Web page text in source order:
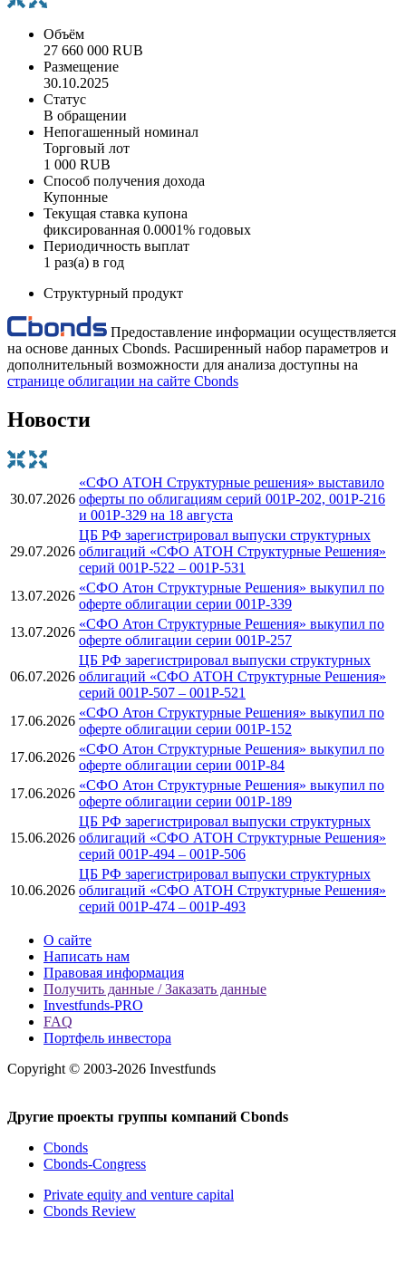
Объём
27 660 000 RUB
Размещение
30.10.2025
Статус
В обращении
Непогашенный номинал
Торговый лот
1 000 RUB
Способ получения дохода
Купонные
Текущая ставка купона
фиксированная 0.0001% годовых
Периодичность выплат
1 раз(а) в год
Структурный продукт
Предоставление информации осуществляется
на основе данных Cbonds. Расширенный набор параметров и
дополнительный возможности для анализа доступны на
странице облигации на сайте Cbonds
Новости
30.07.2026
«СФО АТОН Структурные решения» выставило
оферты по облигациям серий 001Р-202, 001Р-216
и 001Р-329 на 18 августа
29.07.2026
ЦБ РФ зарегистрировал выпуски структурных
облигаций «СФО АТОН Структурные Решения»
серий 001P-522 – 001P-531
13.07.2026
«СФО Атон Структурные Решения» выкупил по
оферте облигации серии 001Р-339
13.07.2026
«СФО Атон Структурные Решения» выкупил по
оферте облигации серии 001Р-257
06.07.2026
ЦБ РФ зарегистрировал выпуски структурных
облигаций «СФО АТОН Структурные Решения»
серий 001P-507 – 001P-521
17.06.2026
«СФО Атон Структурные Решения» выкупил по
оферте облигации серии 001Р-152
17.06.2026
«СФО Атон Структурные Решения» выкупил по
оферте облигации серии 001Р-84
17.06.2026
«СФО Атон Структурные Решения» выкупил по
оферте облигации серии 001Р-189
15.06.2026
ЦБ РФ зарегистрировал выпуски структурных
облигаций «СФО АТОН Структурные Решения»
серий 001Р-494 – 001P-506
10.06.2026
ЦБ РФ зарегистрировал выпуски структурных
облигаций «СФО АТОН Структурные Решения»
серий 001P-474 – 001P-493
О сайте
Написать нам
Правовая информация
Получить данные / Заказать данные
Investfunds-PRO
FAQ
Портфель инвестора
Copyright © 2003-2026 Investfunds
Другие проекты группы компаний Cbonds
Cbonds
Cbonds-Congress
Private equity and venture capital
Cbonds Review